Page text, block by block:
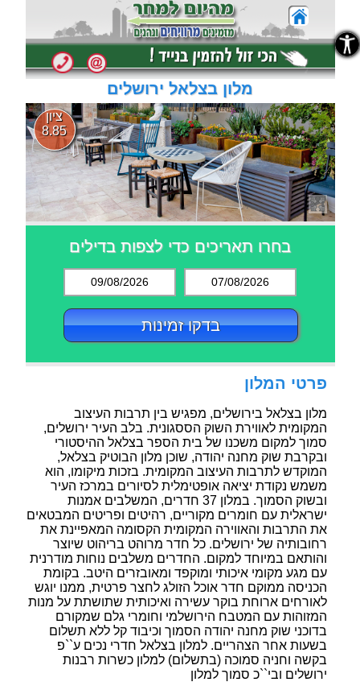
מלון בצלאל ירושלים
ציון
8.85
בחרו תאריכים כדי לצפות בדילים
09/08/2026 07/08/2026
בדקו זמינות
פרטי המלון
מלון בצלאל בירושלים, מפגיש בין תרבות העיצוב
המקומית לאווירת השוק הססגונית. בלב העיר ירושלים,
סמוך למקום משכנו של בית הספר בצלאל ההיסטורי
ובקרבת שוק מחנה יהודה, שוכן מלון הבוטיק בצלאל,
המוקדש לתרבות העיצוב המקומית. בזכות מיקומו, הוא
משמש נקודת יציאה אופטימלית לסיורים במרכז העיר
ובשוק הסמוך. במלון 37 חדרים, המשלבים אמנות
ישראלית עם חומרים מקוריים, רהיטים ופריטים המבטאים
את התרבות והאווירה המקומית הקסומה המאפיינת את
רחובותיה של ירושלים. כל חדר מרוהט בריהוט שיוצר
והותאם במיוחד למקום. החדרים משלבים נוחות מודרנית
עם מגע מקומי איכותי ומוקפד ומאובזרים היטב. בקומת
הכניסה ממוקם חדר אוכל הזולג לחצר פרטית, ממנו יוגש
לאורחים ארוחת בוקר עשירה ואיכותית שתושתת על מנות
המזוהות עם המטבח הירושלמי וחומרי גלם שמקורם
בדוכני שוק מחנה יהודה הסמוך וכיבוד קל ללא תשלום
בשעות אחר הצהריים. למלון בצלאל חדרי נכים ע``פ
בקשה וחניה סמוכה (בתשלום) למלון כשרות רבנות
ירושלים ובי``כ סמוך למלון
נגישות
נגישות